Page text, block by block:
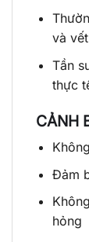
và
Tần
thực
CẢNH
Đảm
hỏng